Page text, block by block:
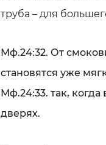
труба – для
Мф.24:32. От
становятся уже
Мф.24:33. так, когда
дверях.